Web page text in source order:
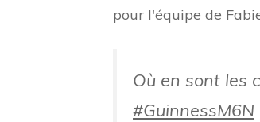
pour l'équipe de
Où en sont les
#GuinnessM6N